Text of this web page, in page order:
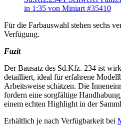
Für die Farbauswahl stehen sechs
Verfügung.
Fazit
Der Bausatz des Sd.Kfz. 234 ist
detailliert, ideal für erfahrene
Arbeitsweise schätzen. Die
fordern eine sorgfältige
einem echten Highlight in der
Erhältlich je nach Verfügbarkeit bei